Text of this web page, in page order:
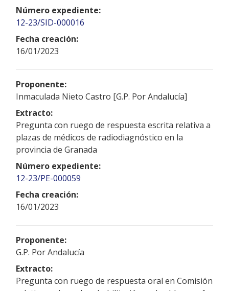
Número expediente:
12-23/SID-000016
Fecha creación:
16/01/2023
Proponente:
Inmaculada Nieto Castro [G.P. Por Andalucía]
Extracto:
Pregunta con ruego de respuesta escrita relativa a
plazas de médicos de radiodiagnóstico en la
provincia de Granada
Número expediente:
12-23/PE-000059
Fecha creación:
16/01/2023
Proponente:
G.P. Por Andalucía
Extracto:
Pregunta con ruego de respuesta oral en Comisión